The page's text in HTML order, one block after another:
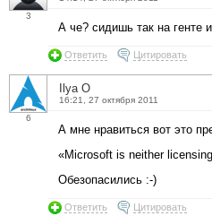
3
А че? сидишь так на генте
Ответить Цитировать
6
Ilya O
16:21, 27 октября 2011
А мне нравиться вот это
«Microsoft is neither
Обезопасились :-)
Ответить Цитировать